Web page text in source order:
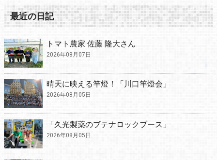
最近の日記
トマト農家 佐藤 隆大さん
2026年08月07日
晴天に映える竿燈！「川口竿燈会」
2026年08月05日
「久光製薬のブテナロックブース」
2026年08月05日